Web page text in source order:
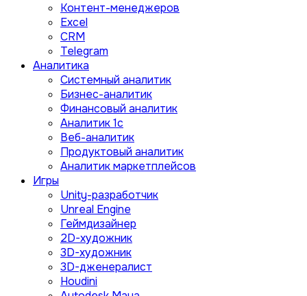
Контент-менеджеров
Excel
CRM
Telegram
Аналитика
Системный аналитик
Бизнес-аналитик
Финансовый аналитик
Aналитик 1с
Веб-аналитик
Продуктовый аналитик
Аналитик маркетплейсов
Игры
Unity-разработчик
Unreal Engine
Геймдизайнер
2D-художник
3D-художник
3D-дженералист
Houdini